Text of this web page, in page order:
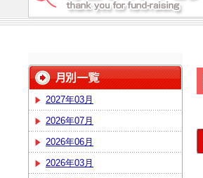
2027年03月
2026年07月
2026年06月
2026年03月